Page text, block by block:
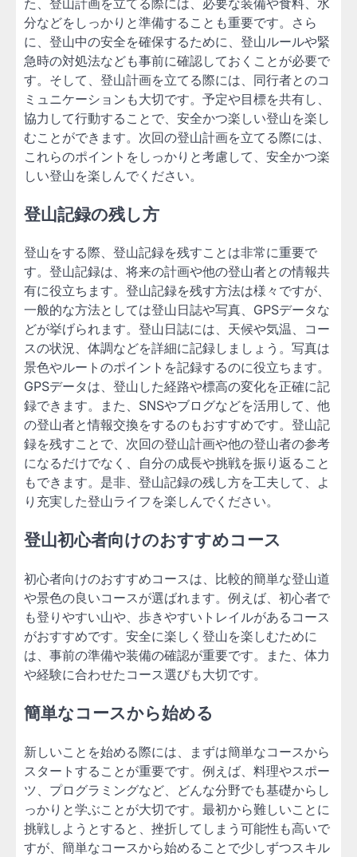
分などをしっかりと準備することも重要です。さら
に、登山中の安全を確保するために、登山ルールや緊
急時の対処法なども事前に確認しておくことが必要で
す。そして、登山計画を立てる際には、同行者とのコ
ミュニケーションも大切です。予定や目標を共有し、
協力して行動することで、安全かつ楽しい登山を楽し
むことができます。次回の登山計画を立てる際には、
これらのポイントをしっかりと考慮して、安全かつ楽
しい登山を楽しんでください。
登山記録の残し方
登山をする際、登山記録を残すことは非常に重要で
す。登山記録は、将来の計画や他の登山者との情報共
有に役立ちます。登山記録を残す方法は様々ですが、
一般的な方法としては登山日誌や写真、GPSデータな
どが挙げられます。登山日誌には、天候や気温、コー
スの状況、体調などを詳細に記録しましょう。写真は
景色やルートのポイントを記録するのに役立ちます。
GPSデータは、登山した経路や標高の変化を正確に記
録できます。また、SNSやブログなどを活用して、他
の登山者と情報交換をするのもおすすめです。登山記
録を残すことで、次回の登山計画や他の登山者の参考
になるだけでなく、自分の成長や挑戦を振り返ること
もできます。是非、登山記録の残し方を工夫して、よ
り充実した登山ライフを楽しんでください。
登山初心者向けのおすすめコース
初心者向けのおすすめコースは、比較的簡単な登山道
や景色の良いコースが選ばれます。例えば、初心者で
も登りやすい山や、歩きやすいトレイルがあるコース
がおすすめです。安全に楽しく登山を楽しむために
は、事前の準備や装備の確認が重要です。また、体力
や経験に合わせたコース選びも大切です。
簡単なコースから始める
新しいことを始める際には、まずは簡単なコースから
スタートすることが重要です。例えば、料理やスポー
ツ、プログラミングなど、どんな分野でも基礎からし
っかりと学ぶことが大切です。最初から難しいことに
挑戦しようとすると、挫折してしまう可能性も高いで
すが、簡単なコースから始めることで少しずつスキル